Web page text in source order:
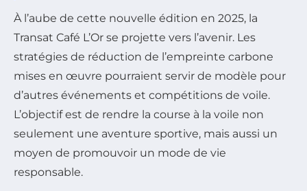
À l’aube de cette nouvelle édition en 2025, la
Transat Café L’Or se projette vers l’avenir. Les
stratégies de réduction de l’empreinte carbone
mises en œuvre pourraient servir de modèle pour
d’autres événements et compétitions de voile.
L’objectif est de rendre la course à la voile non
seulement une aventure sportive, mais aussi un
moyen de promouvoir un mode de vie
responsable.